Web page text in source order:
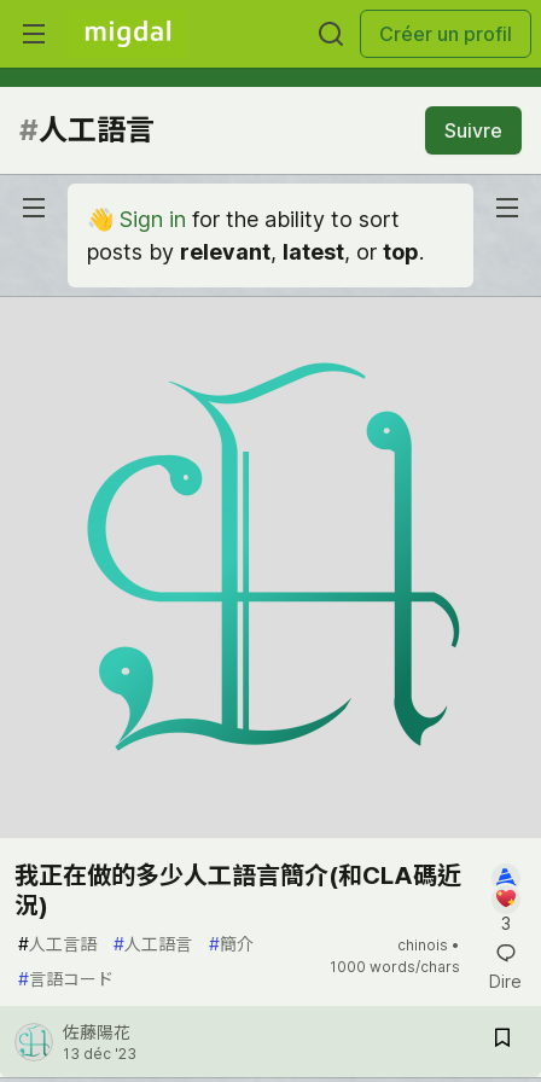
Créer un profil
#人工語言 Suivre
👋 Sign in for the ability to sort
posts by relevant, latest, or top.
我正在做的多少人工語言簡介(和CLA碼近
況)
#人工言語 #人工語言 #簡介
#言語コード
chinois •
1000 words/chars
3
Dire
佐藤陽花
13 déc '23